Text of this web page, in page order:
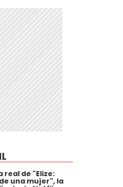
real de "Elize:
una mujer", la